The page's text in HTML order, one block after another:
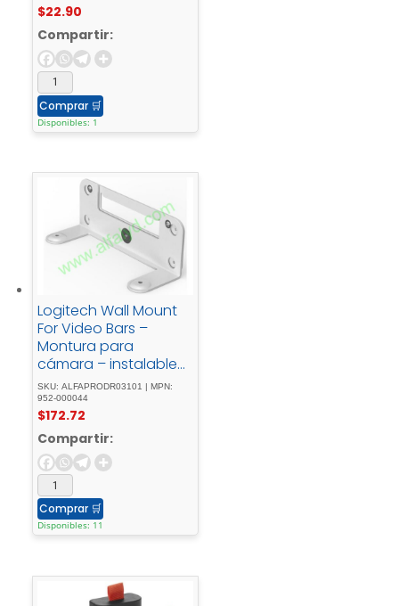
$22.90
Compartir:
Comprar 🛒
Disponibles: 1
Logitech Wall Mount
For Video Bars –
Montura para
cámara – instalable
en carro, instalable en
pared - para - Rally -
Bar; - Room - Solution
- Large
SKU: ALFAPRODR03101 | MPN:
952-000044
$172.72
Compartir:
Comprar 🛒
Disponibles: 11